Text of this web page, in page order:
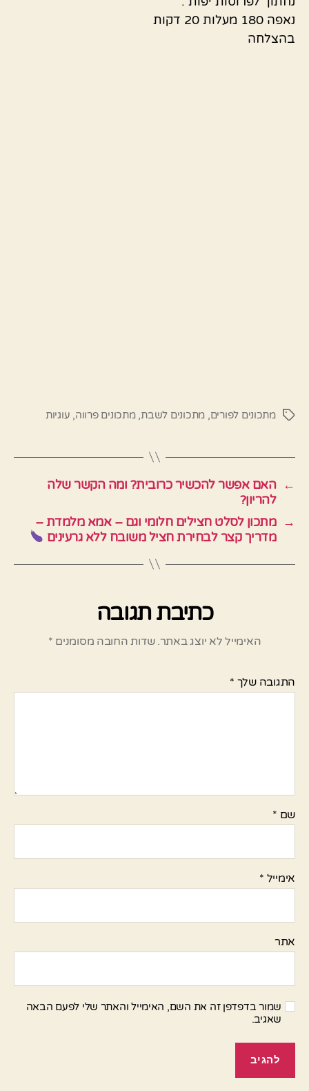
נאפה 180 מעלות 20 דקות
בהצלחה
תגיותמתכונים לפורים, מתכונים לשבת,מתכונים פרווה, עוגיות
← האם אפשר להכשיר כרובית? ומה הקשר שלה
להריון?
→ מתכון לסלט חצילים חלומי וגם – אמא מלמדת –
מדריך קצר לבחירת חציל משובח ללא גרעינים
כתיבת תגובה
האימייל לא יוצג באתר. שדות החובה מסומנים *
התגובה שלך *
שם *
אימייל *
אתר
שמור בדפדפן זה את השם, האימייל והאתר שלי לפעם הבאה
שאגיב.